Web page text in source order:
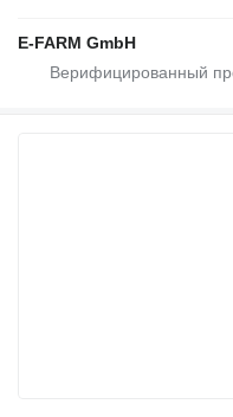
E-FARM GmbH